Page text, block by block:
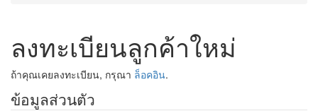
ลงทะเบียนลูกค้าใหม่
ถ้าคุณเคยลงทะเบียน, กรุณา ล็อคอิน.
ข้อมูลส่วนตัว